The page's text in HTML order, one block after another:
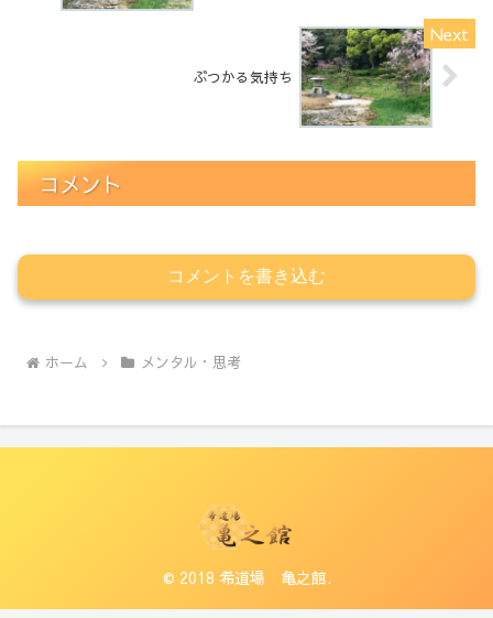
ぶつかる気持ち
コメント
コメントを書き込む
ホーム メンタル・思考
© 2018 希道場 亀之館.